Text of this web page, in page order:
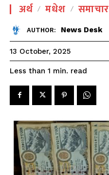
अर्थ मधेश समाचार
AUTHOR: News Desk
13 October, 2025
Less than 1 min. read